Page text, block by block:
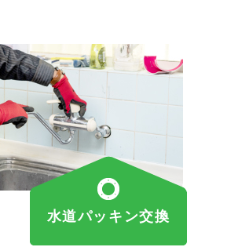
水道パッキン交換